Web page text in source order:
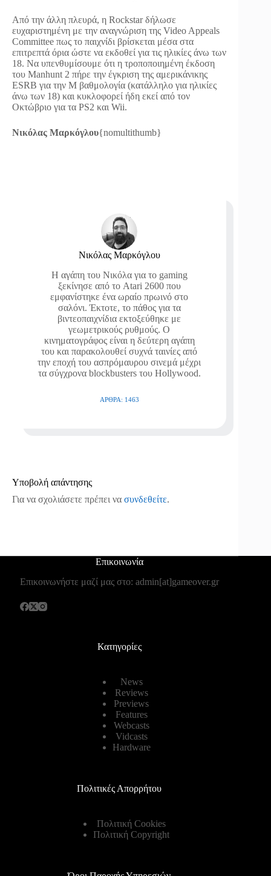
Από την άλλη πλευρά, η Rockstar δήλωσε
ευχαριστημένη με την αναγνώριση της Video Appeals
Committee πως το παιχνίδι βρίσκεται μέσα στα
επιτρεπτά όρια ώστε να εκδοθεί για τις ηλικίες άνω των
18. Να υπενθυμίσουμε ότι η τροποποιημένη έκδοση
του Manhunt 2 πήρε την έγκριση της αμερικάνικης
ESRB για την M βαθμολογία (κατάλληλο για ηλικίες
άνω των 18) και κυκλοφορεί ήδη εκεί από τον
Οκτώβριο για τα PS2 και Wii.
Νικόλας Μαρκόγλου{nomultithumb}
Νικόλας Μαρκόγλου
Η αγάπη του Νικόλα για το gaming
ξεκίνησε από το Atari 2600 που
εμφανίστηκε ένα ωραίο πρωινό στο
σαλόνι. Έκτοτε, το πάθος για τα
βιντεοπαιχνίδια εκτοξεύθηκε με
γεωμετρικούς ρυθμούς. Ο
κινηματογράφος είναι η δεύτερη αγάπη
του και παρακολουθεί συχνά ταινίες από
την εποχή του ασπρόμαυρου σινεμά μέχρι
τα σύγχρονα blockbusters του Hollywood.
ΆΡΘΡΑ: 1463
Υποβολή απάντησης
Για να σχολιάσετε πρέπει να συνδεθείτε.
Επικοινωνία
Επικοινωνήστε μαζί μας στο: admin[at]gameover.gr
Κατηγορίες
News
Reviews
Previews
Features
Webcasts
Vidcasts
Hardware
Πολιτικές Απορρήτου
Πολιτική Cookies
Πολιτική Copyright